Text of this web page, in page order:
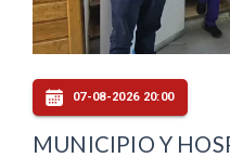
07-08-2026 20:00
MUNICIPIO Y